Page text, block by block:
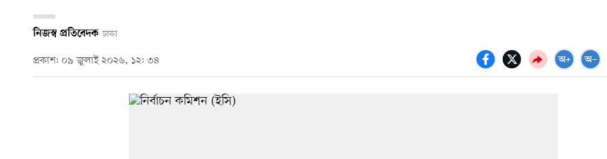
নিজস্ব প্রতিবেদক ঢাকা
প্রকাশ: ০৯ জুলাই ২০২৬, ১২: ৩৪